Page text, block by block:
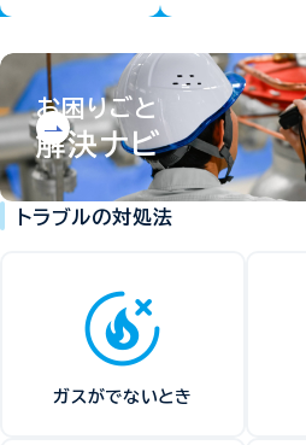
お困りごと
解決ナビ
トラブルの対処法
ガスがでないとき